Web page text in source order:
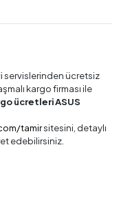
servislerinden ücretsiz
kargo firması ile
ücretleri ASUS
tamirsitesini, detaylı
edebilirsiniz.